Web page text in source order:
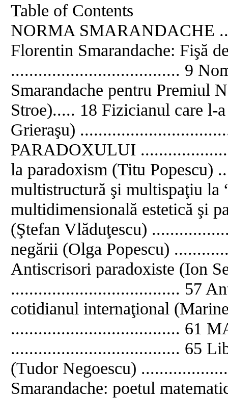
Table of Contents
NORMA SMARANDACHE
Florentin Smarandache: Fişă
..................................... 9
Smarandache pentru Premiul
Stroe)..... 18 Fizicianul care l-
Grieraşu)
PARADOXULUI
la paradoxism (Titu Popescu)
multistructură şi multispaţiu la
multidimensională estetică şi
(Ştefan Vlăduţescu)
negării (Olga Popescu)
Antiscrisori paradoxiste (Ion
..................................... 57
cotidianul internaţional
..................................... 61
..................................... 65
(Tudor Negoescu)
Smarandache: poetul